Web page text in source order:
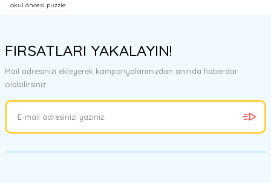
Ürün resmi kalitesiz, bozuk veya görüntülenemiyor.
Ürün bilgilerinde hatalar bulunuyor.
Bu ürüne benzer farklı alternatifler olmalı.
okul öncesi puzzle
FIRSATLARI YAKALAYIN!
Mail adresinizi ekleyerek kampanyalarımızdan anında haberdar
olabilirsiniz.